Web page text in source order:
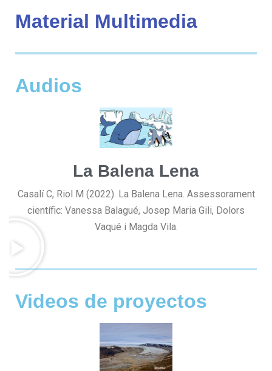
Material Multimedia
Audios
La Balena Lena
Casalí C, Riol M (2022). La Balena Lena. Assessorament
científic: Vanessa Balagué, Josep Maria Gili, Dolors
Vaqué i Magda Vila.
Videos de proyectos